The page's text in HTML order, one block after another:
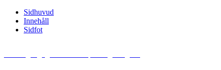
Sidhuvud
Innehåll
Sidfot